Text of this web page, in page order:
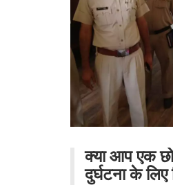
क्या आप एक
दुर्घटना के